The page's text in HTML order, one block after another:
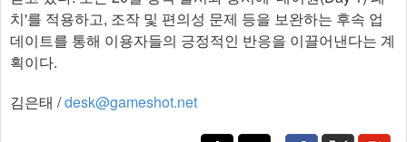
치'를 적용하고, 조작 및 편의성 문제 등을 보완하는 후속 업
데이트를 통해 이용자들의 긍정적인 반응을 이끌어낸다는 계
획이다.
김은태 /desk@gameshot.net